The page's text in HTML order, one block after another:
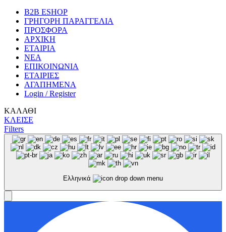
B2B ESHOP
ΓΡΗΓΟΡΗ ΠΑΡΑΓΓΕΛΙΑ
ΠΡΟΣΦΟΡΑ
ΑΡΧΙΚΗ
ΕΤΑΙΡΙΑ
ΝΕΑ
ΕΠΙΚΟΙΝΩΝΙΑ
ΕΤΑΙΡΙΕΣ
ΑΓΑΠΗΜΕΝΑ
Login / Register
ΚΑΛΑΘΙ
ΚΛΕΙΣΕ
Filters
Ελληνικά